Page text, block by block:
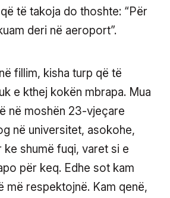
të takoja do thoshte: “Për
deri në aeroport”.
fillim, kisha turp që të
e kthej kokën mbrapa. Mua
në moshën 23-vjeçare
në universitet, asokohe,
shumë fuqi, varet si e
për keq. Edhe sot kam
më respektojnë. Kam qenë,